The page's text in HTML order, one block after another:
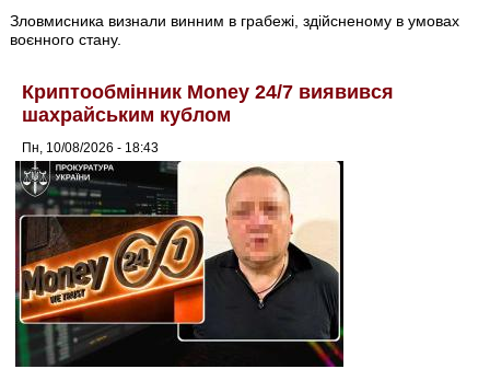
Зловмисника визнали винним в грабежі, здійсненому в умовах
воєнного стану.
Криптообмінник Money 24/7 виявився
шахрайським кублом
Пн, 10/08/2026 - 18:43